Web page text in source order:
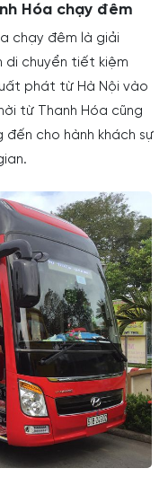
Hóa chạy đêm
chạy đêm là giải
di chuyển tiết kiệm
phát từ Hà Nội vào
từ Thanh Hóa cũng
cho hành khách sự